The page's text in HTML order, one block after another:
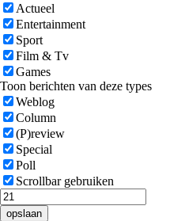
Actueel
Entertainment
Sport
Film & Tv
Games
Toon berichten van deze types
Weblog
Column
(P)review
Special
Poll
Scrollbar gebruiken
opslaan